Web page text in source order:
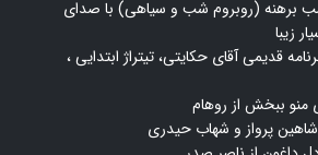
برهنه (روبروم شب و سیاهی) با صدای
قدیمی آقای حکایتی، تیتراژ ابتدایی،